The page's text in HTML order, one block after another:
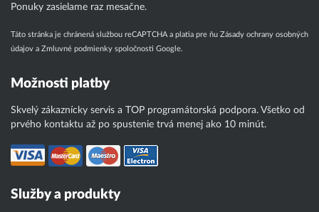
Ponuky zasielame raz mesačne.
Táto stránka je chránená službou reCAPTCHA a platia pre ňu Zásady ochrany osobných
údajov a Zmluvné podmienky spoločnosti Google.
Možnosti platby
Skvelý zákaznícky servis a TOP programátorská podpora. Všetko od
prvého kontaktu až po spustenie trvá menej ako 10 minút.
Služby a produkty